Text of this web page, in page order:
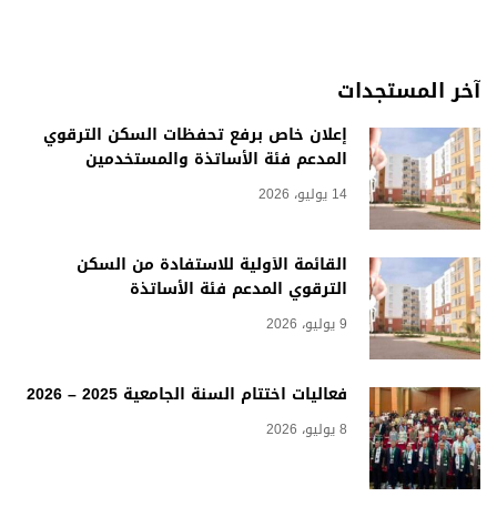
آخر المستجدات
إعلان خاص برفع تحفظات السكن الترقوي
المدعم فئة الأساتذة والمستخدمين
14 يوليو، 2026
القائمة الأولية للاستفادة من السكن
الترقوي المدعم فئة الأساتذة
9 يوليو، 2026
فعاليات اختتام السنة الجامعية 2025 – 2026
8 يوليو، 2026